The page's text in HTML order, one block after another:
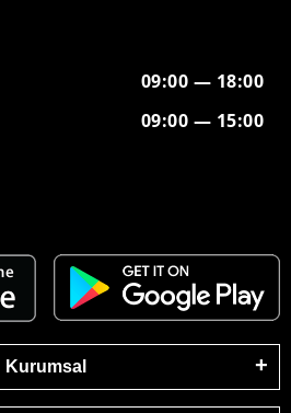
09:00 — 18:00
09:00 — 15:00
Kurumsal